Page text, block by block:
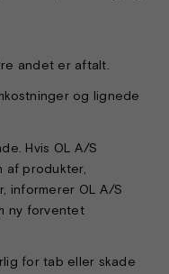
andet er aftalt.
og lignede
Hvis OL A/S
af produkter,
informerer OL A/S
ny forventet
for tab eller skade